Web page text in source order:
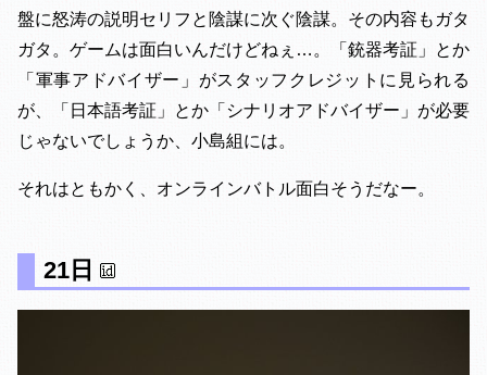
盤に怒涛の説明セリフと陰謀に次ぐ陰謀。その内容もガタ
ガタ。ゲームは面白いんだけどねぇ…。「銃器考証」とか
「軍事アドバイザー」がスタッフクレジットに見られる
が、「日本語考証」とか「シナリオアドバイザー」が必要
じゃないでしょうか、小島組には。
それはともかく、オンラインバトル面白そうだなー。
21日